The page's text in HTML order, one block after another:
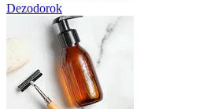
Dezodorok